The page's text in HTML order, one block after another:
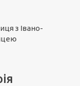
з Івано-